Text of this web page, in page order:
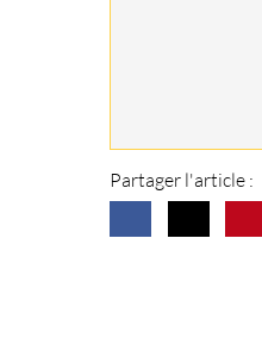
Partager l'article :